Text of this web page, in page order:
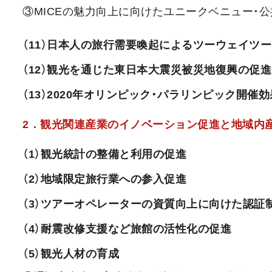
③MICEの魅力向上に向けたユニークベニュー・
（11）日本人の旅行需要喚起によるツーウェイツ
（12）観光を通じた東日本大震災被災地復興の促進
（13）2020年オリンピック・パラリンピック開催
2．観光関連産業のイノベーション促進と地域内
（1）観光統計の整備と利用の促進
（2）地域限定旅行業への参入促進
（3）ツアーオペレーターの資質向上に向けた認証
（4）耐震改修支援など旅館の活性化の促進
（5）観光人材の育成